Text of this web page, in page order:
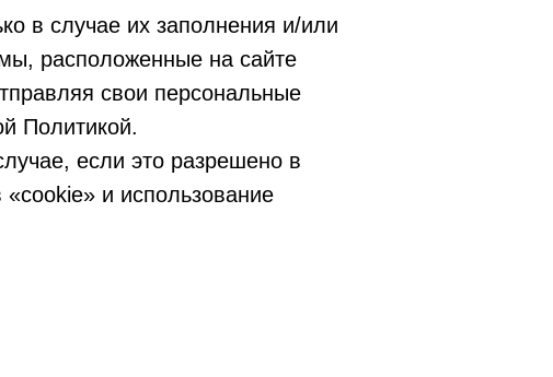
в случае их заполнения и/или
расположенные на сайте
свои персональные
Политикой.
если это разрешено в
и использование